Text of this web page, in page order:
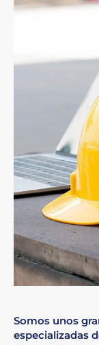
Somos unos
especializadas